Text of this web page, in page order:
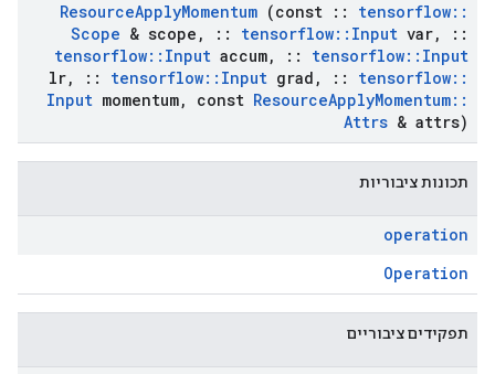
ResourceApplyMomentum (const :: tensorflow::
Scope & scope , :: tensorflow:: Input var,
::
tensorflow:: Input accum, :: tensorflow:: Input
lr, :: tensorflow:: Input grad , :: tensorflow::
Input momentum, const ResourceApplyMomentum::
Attrs & attrs)
תכונות ציבוריות
operation
Operation
תפקידים ציבוריים